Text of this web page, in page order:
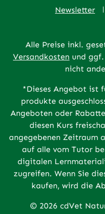
Newsletter
Alle Preise inkl.
Versandkosten und ggf.
nicht
*Dieses Angebot ist
produkte
Angeboten oder
diesen Kurs
angegebenen Zeitraum
auf alle vom Tutor
digitalen
zugreifen. Wenn Sie
kaufen, wird die
© 2026 cdVet